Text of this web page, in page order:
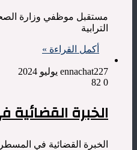
مستقبل موظفي وزارة
الترابية
أكمل القراءة »
ennachat227 يوليو 2024
0
الخبرة
الخبرة القضائية في